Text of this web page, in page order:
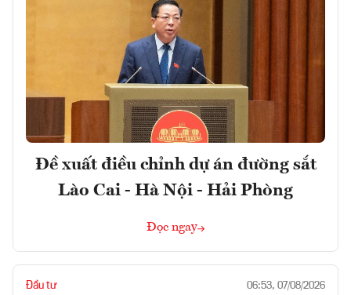
Đề xuất điều chỉnh dự án đường sắt
Lào Cai - Hà Nội - Hải Phòng
Đọc ngay
Đầu tư 06:53, 07/08/2026